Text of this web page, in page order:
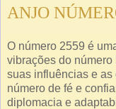
ANJO
O número 2559 é
vibrações do
suas influências e as
número de fé e
diplomacia e